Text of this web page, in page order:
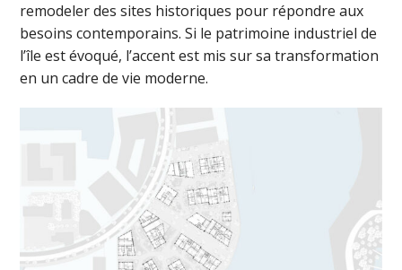
remodeler des sites historiques pour répondre aux
besoins contemporains. Si le patrimoine industriel de
l’île est évoqué, l’accent est mis sur sa transformation
en un cadre de vie moderne.